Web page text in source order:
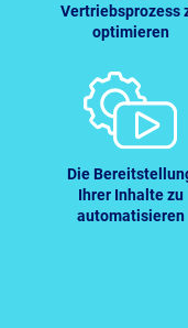
Vertriebsprozess
optimieren
Die
Ihrer Inhalte zu
automatisieren